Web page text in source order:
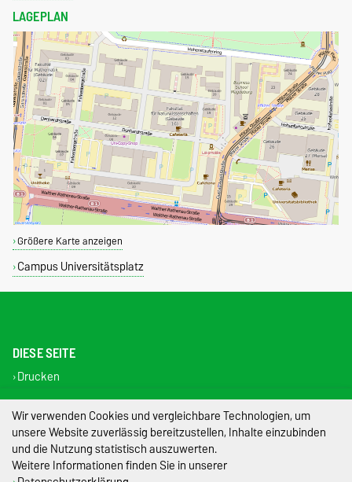
LAGEPLAN
Größere Karte anzeigen
Campus Universitätsplatz
DIESE SEITE
Drucken
Impressum
Datenschutz
Wir verwenden Cookies und vergleichbare Technologien, um
unsere Website zuverlässig bereitzustellen, Inhalte einzubinden
und die Nutzung statistisch auszuwerten.
Weitere Informationen finden Sie in unserer